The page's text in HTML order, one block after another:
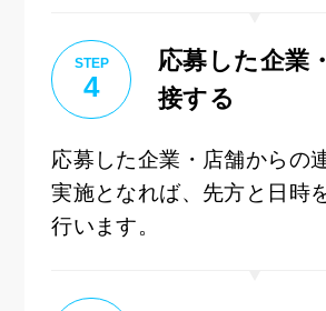
STEP
4
応募した企業
接する
応募した企業・店舗からの
実施となれば、先方と日時
行います。